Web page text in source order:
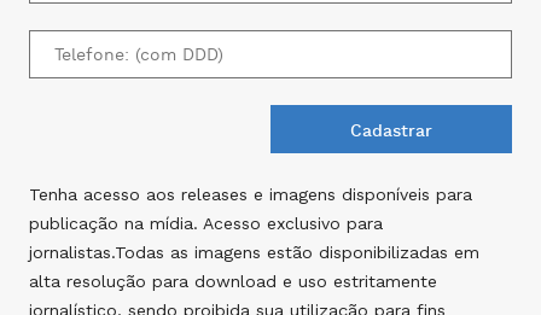
Tenha acesso aos releases e imagens disponíveis para
publicação na mídia. Acesso exclusivo para
jornalistas.Todas as imagens estão disponibilizadas em
alta resolução para download e uso estritamente
jornalístico, sendo proibida sua utilização para fins